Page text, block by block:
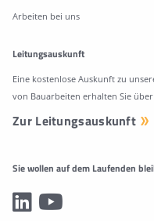
Arbeiten bei uns
Leitungsauskunft
Eine kostenlose Auskunft zu
von Bauarbeiten erhalten Sie
Zur Leitungsauskunft
Sie wollen auf dem Laufenden